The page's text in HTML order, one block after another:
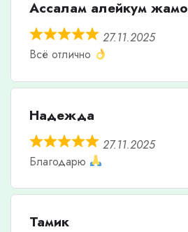
Ассалам алейкум
27.11.2025
Всё отлично
Надежда
27.11.2025
Благодарю
Тамик